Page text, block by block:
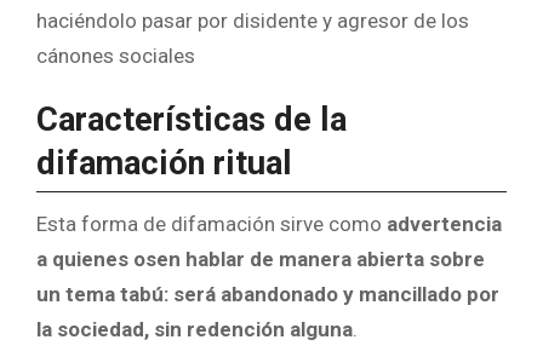
haciéndolo pasar por disidente y agresor de los
cánones sociales
Características de la
difamación ritual
Esta forma de difamación sirve como advertencia
a quienes osen hablar de manera abierta sobre
un tema tabú: será abandonado y mancillado por
la sociedad, sin redención alguna